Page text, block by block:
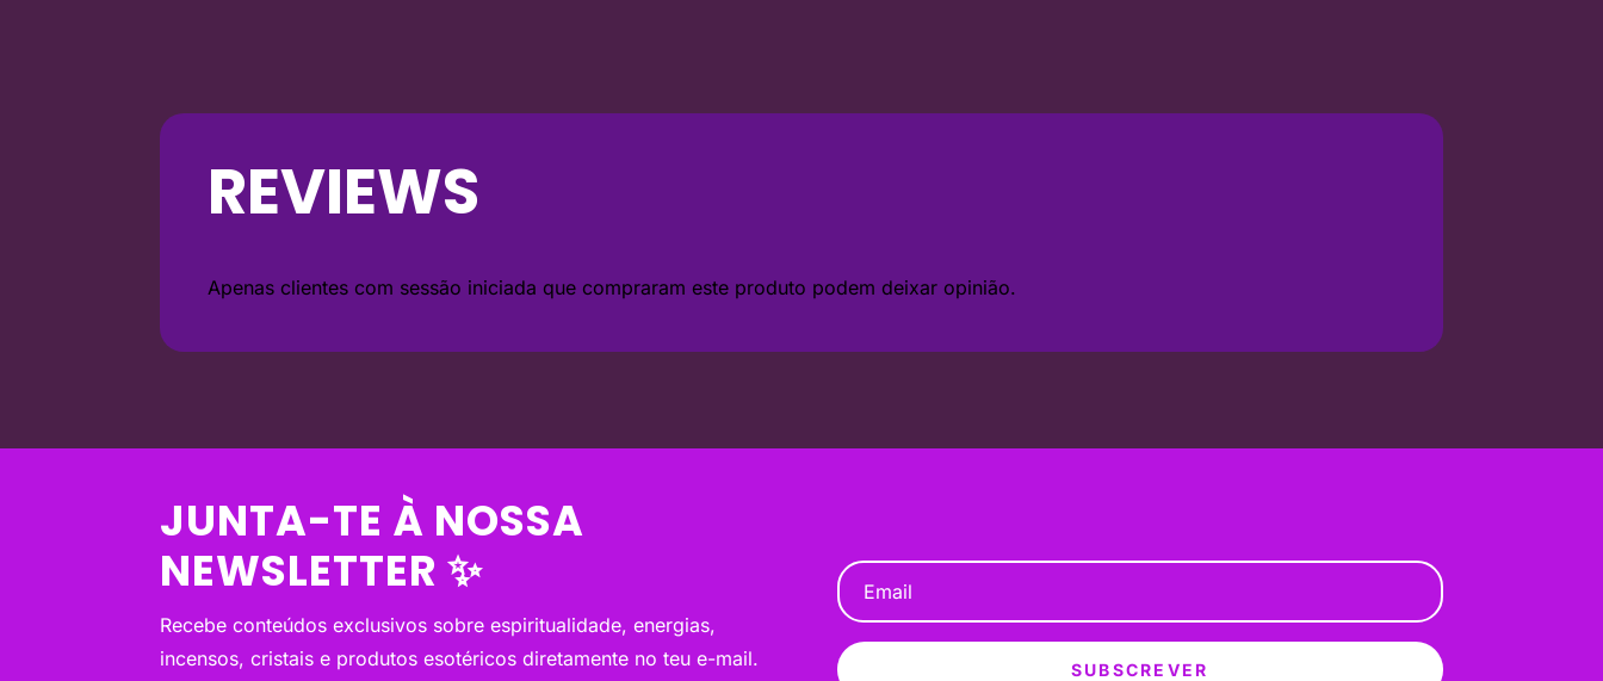
REVIEWS
Apenas clientes com sessão iniciada que compraram este produto podem deixar opinião.
JUNTA-TE À NOSSA
NEWSLETTER ✨
Recebe conteúdos exclusivos sobre espiritualidade, energias,
incensos, cristais e produtos esotéricos diretamente no teu e-mail.
SUBSCREVER